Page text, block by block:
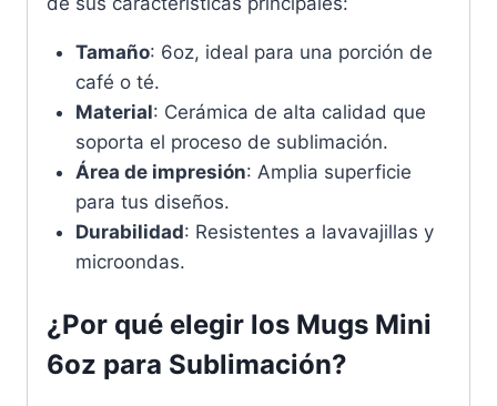
Tamaño: 6oz, ideal para una porción de
café o té.
Material: Cerámica de alta calidad que
soporta el proceso de sublimación.
Área de impresión: Amplia superficie
para tus diseños.
Durabilidad: Resistentes a lavavajillas y
microondas.
¿Por qué elegir los Mugs Mini
6oz para Sublimación?